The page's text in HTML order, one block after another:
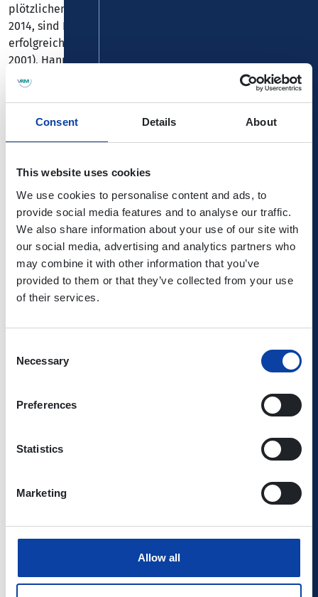
Consent Details About
This website uses cookies
We use cookies to personalise content and ads, to
provide social media features and to analyse our traffic.
We also share information about your use of our site with
our social media, advertising and analytics partners who
may combine it with other information that you’ve
provided to them or that they’ve collected from your use
of their services.
Selection
Necessary
Preferences
Statistics
Marketing
Allow all
plötzlichen Tod des Masterminds Bernd *Nossi* Noske
2014, sind BIRTH CONTROL seit Anfang 2016 wieder
erfolgreich auf Tour. Mit Sascha Kühn (keyboards seit
2001), Hannes Vesper (bass seit 1998) und Martin Ettrich
(guitar seit 2009), gehören seit 2016 mit Peter Föller
(vocals) und Manni von Bohr (drums) gleich zwei alte BC-
aktuellen Besetzung an.
Club- und Festivalauftritte in den letzten 8 Jahren zeigen:
"BIRTH CONTROL hat in der aktuellen Besetzung nichts an
Strahlkraft verloren".
(ROCKS Magazin)
Für Mitglieder desFörderverein Kultur im Café Hahn
e.V.ist der Eintritt frei.
Stehplatz
Fahrausweis für die Hin- und Rückfahrt mit allen Bussen
und Nahverkehrszügen im Verkehrsverbund Rhein-Mosel
Café Hahn GmbH